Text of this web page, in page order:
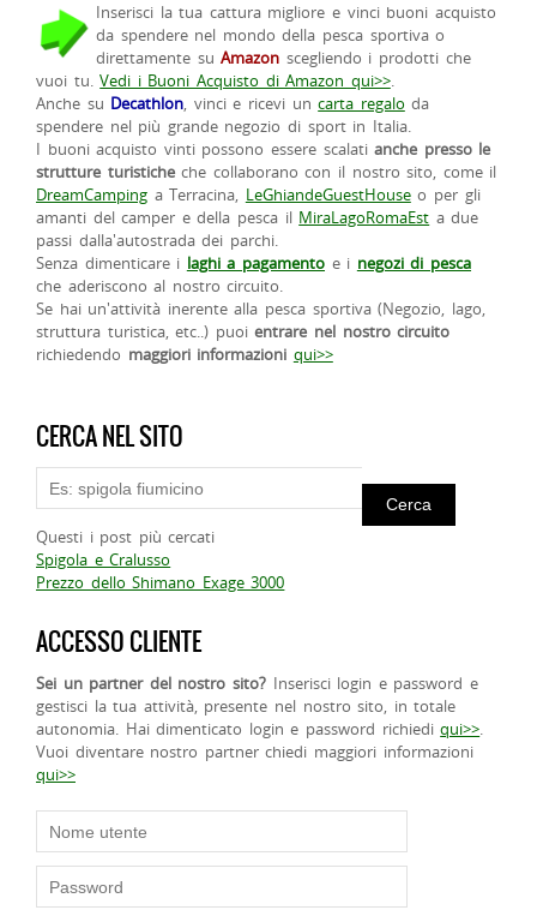
Inserisci la tua cattura migliore e vinci buoni acquisto
da spendere nel mondo della pesca sportiva o
direttamente suAmazon scegliendo i prodotti che
vuoi tu.Vedi i Buoni Acquisto di Amazon qui>>.
Anche su Decathlon, vinci e ricevi uncarta regalo da
spendere nel più grande negozio di sport in Italia.
I buoni acquisto vinti possono essere scalatianche presso le
strutture turisticheche collaborano con il nostro sito, come il
DreamCamping a Terracina, LeGhiandeGuestHouseo per gli
amanti del camper e della pesca il MiraLagoRomaEst a due
passi dalla'autostrada dei parchi.
Senza dimenticare i laghi a pagamento e i negozi di pesca
che aderiscono al nostro circuito.
Se hai un'attività inerente alla pesca sportiva (Negozio, lago,
struttura turistica, etc..) puoientrare nel nostro circuito
richiedendo maggiori informazioni qui>>
CERCA NEL SITO
Questi i post più cercati
Spigola e Cralusso
Prezzo dello Shimano Exage 3000
ACCESSO CLIENTE
Sei un partner del nostro sito? Inserisci login e password e
gestisci la tua attività, presente nel nostro sito, in totale
autonomia. Hai dimenticato login e password richiediqui>>.
Vuoi diventare nostro partner chiedi maggiori informazioni
qui>>